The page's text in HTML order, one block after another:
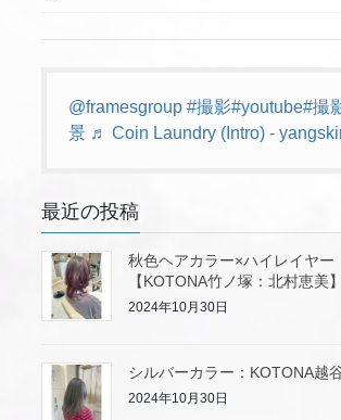
@framesgroup #撮影#youtube#撮
景 ♬ Coin Laundry (Intro) -
最近の投稿
秋色ヘアカラー×ハイレイヤー
【KOTONA竹ノ塚：北村恵美】
2024年10月30日
シルバーカラー：KOTONA越
2024年10月30日